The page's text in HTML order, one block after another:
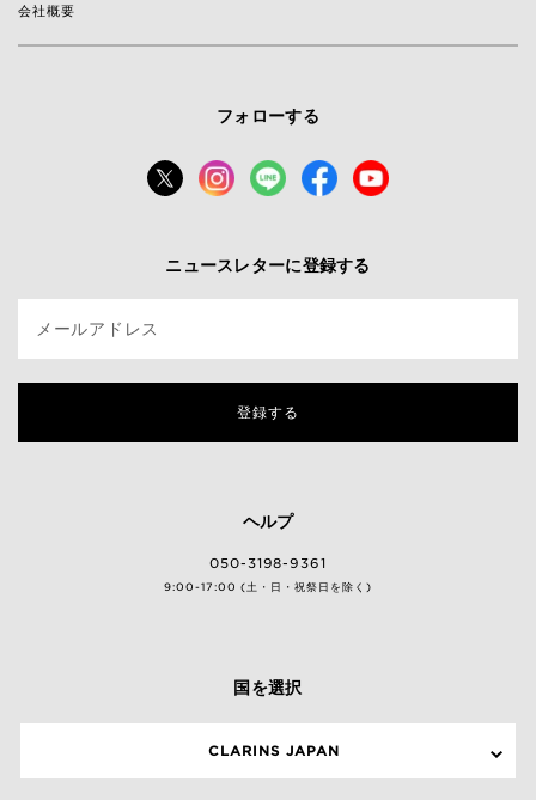
会社概要
フォローする
ニュースレターに登録する
メールアドレス
登録する
ヘルプ
050-3198-9361
9:00-17:00 (土・日・祝祭日を除く)
国を選択
CLARINS JAPAN